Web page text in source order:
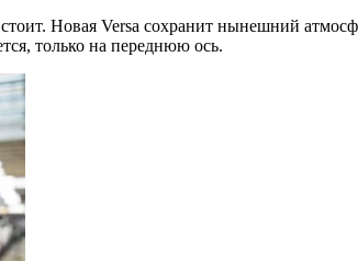
Новая Versa сохранит нынешний
только на переднюю ось.